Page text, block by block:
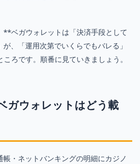
**ベガウォレットは「決済手段として
、「運用次第でいくらでもバレる」
ろです。順番に見ていきましょう。
ガウォレットはどう載
・ネットバンキングの明細にカジノ